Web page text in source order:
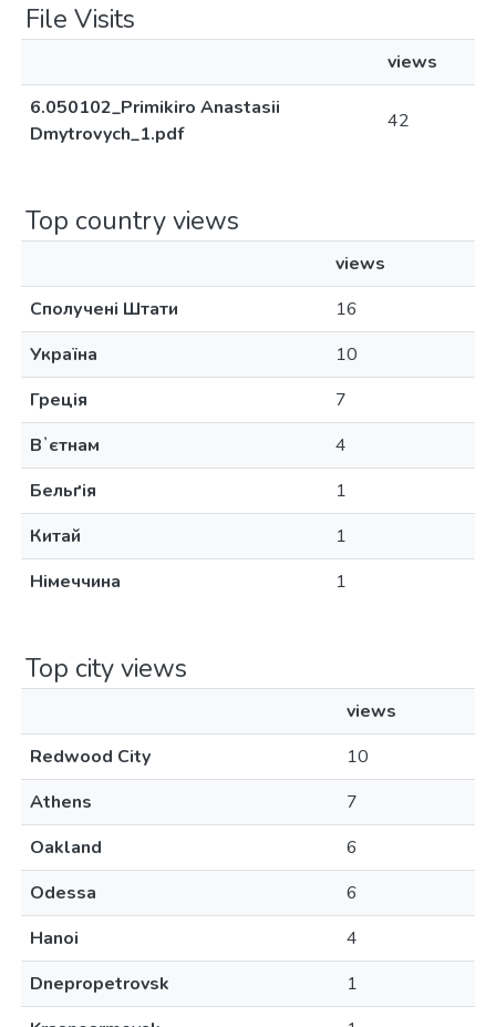
File Visits
views
6.050102_Primikiro Anastasii
Dmytrovych_1.pdf
42
Top country views
views
Сполучені Штати
16
Україна
10
Греція
7
Вʼєтнам
4
Бельґія
1
Китай
1
Німеччина
1
Top city views
views
Redwood City
10
Athens
7
Oakland
6
Odessa
6
Hanoi
4
Dnepropetrovsk
1